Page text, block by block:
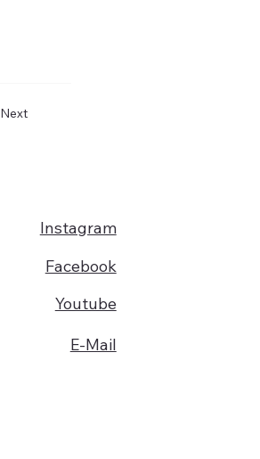
Next
Instagram
Facebook
Youtube
E-Mail